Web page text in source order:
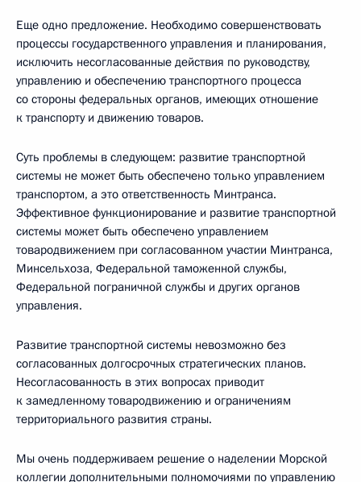
Еще одно предложение. Необходимо совершенствовать
процессы государственного управления и планирования,
исключить несогласованные действия по руководству,
управлению и обеспечению транспортного процесса
со стороны федеральных органов, имеющих отношение
к транспорту и движению товаров.
Суть проблемы в следующем: развитие транспортной
системы не может быть обеспечено только управлением
транспортом, а это ответственность Минтранса.
Эффективное функционирование и развитие транспортной
системы может быть обеспечено управлением
товародвижением при согласованном участии Минтранса,
Минсельхоза, Федеральной таможенной службы,
Федеральной пограничной службы и других органов
управления.
Развитие транспортной системы невозможно без
согласованных долгосрочных стратегических планов.
Несогласованность в этих вопросах приводит
к замедленному товародвижению и ограничениям
территориального развития страны.
Мы очень поддерживаем решение о наделении Морской
коллегии дополнительными полномочиями по управлению